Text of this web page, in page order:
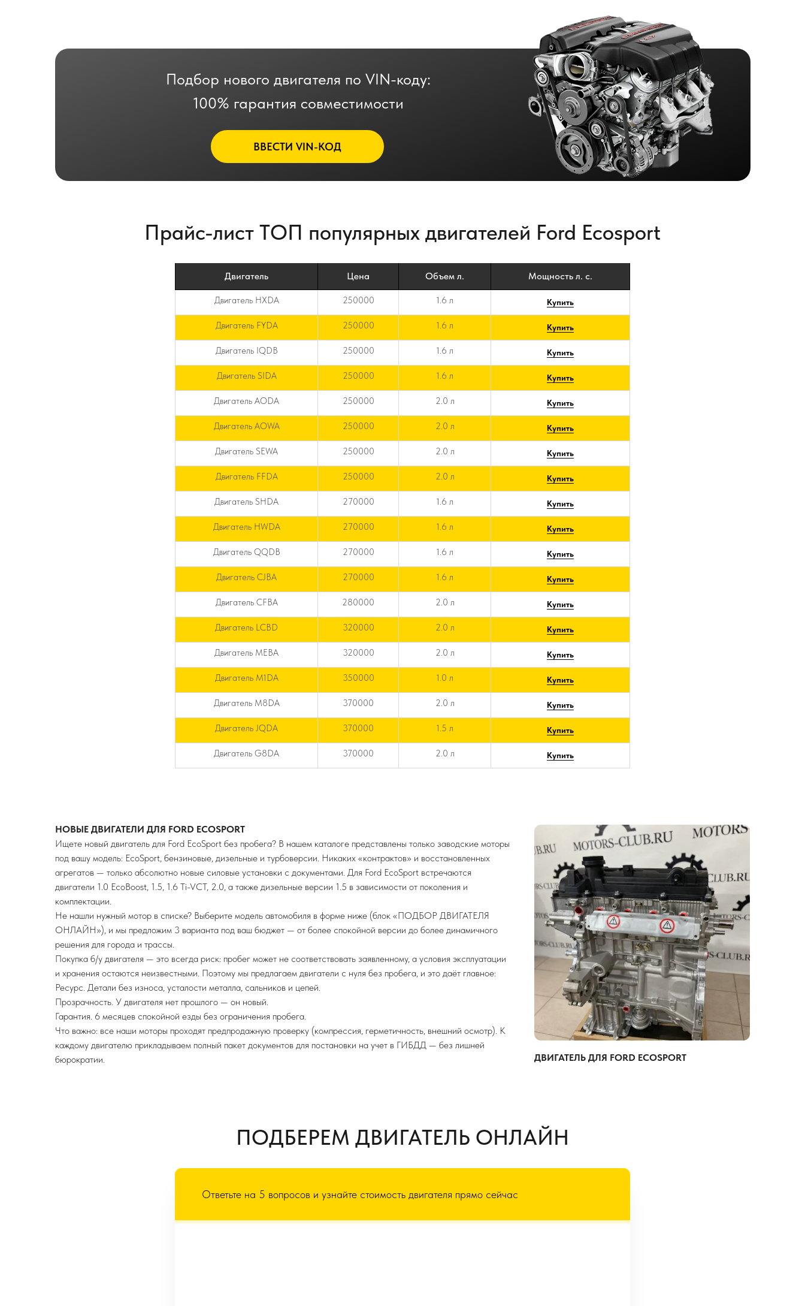
ВВЕСТИ VIN-КОД
Подбор нового двигателя по VIN-коду:
100% гарантия совместимости
Прайс-лист ТОП популярных двигателей Ford Ecosport
Двигатель Цена Объем л. Мощность л. с.
Двигатель HXDA 250000 1.6 л Купить
Двигатель FYDA 250000 1.6 л Купить
Двигатель IQDB 250000 1.6 л Купить
Двигатель SIDA 250000 1.6 л Купить
Двигатель AODA 250000 2.0 л Купить
Двигатель AOWA 250000 2.0 л Купить
Двигатель SEWA 250000 2.0 л Купить
Двигатель FFDA 250000 2.0 л Купить
Двигатель SHDA 270000 1.6 л Купить
Двигатель HWDA 270000 1.6 л Купить
Двигатель QQDB 270000 1.6 л Купить
Двигатель CJBA 270000 1.6 л Купить
Двигатель CFBA 280000 2.0 л Купить
Двигатель LCBD 320000 2.0 л Купить
Двигатель MEBA 320000 2.0 л Купить
Двигатель M1DA 350000 1.0 л Купить
Двигатель M8DA 370000 2.0 л Купить
Двигатель JQDA 370000 1.5 л Купить
Двигатель G8DA 370000 2.0 л Купить
НОВЫЕ ДВИГАТЕЛИ ДЛЯ FORD ECOSPORT
Ищете новый двигатель для Ford EcoSport без пробега? В нашем каталоге представлены только заводские моторы
под вашу модель: EcoSport, бензиновые, дизельные и турбоверсии. Никаких «контрактов» и восстановленных
агрегатов — только абсолютно новые силовые установки с документами. Для Ford EcoSport встречаются
двигатели 1.0 EcoBoost, 1.5, 1.6 Ti-VCT, 2.0, а также дизельные версии 1.5 в зависимости от поколения и
комплектации.
Не нашли нужный мотор в списке? Выберите модель автомобиля в форме ниже (блок «ПОДБОР ДВИГАТЕЛЯ
ОНЛАЙН»), и мы предложим 3 варианта под ваш бюджет — от более спокойной версии до более динамичного
решения для города и трассы.
Покупка б/у двигателя — это всегда риск: пробег может не соответствовать заявленному, а условия эксплуатации
и хранения остаются неизвестными. Поэтому мы предлагаем двигатели с нуля без пробега, и это даёт главное:
Ресурс. Детали без износа, усталости металла, сальников и цепей.
Прозрачность. У двигателя нет прошлого — он новый.
Гарантия. 6 месяцев спокойной езды без ограничения пробега.
Что важно: все наши моторы проходят предпродажную проверку (компрессия, герметичность, внешний осмотр). К
каждому двигателю прикладываем полный пакет документов для постановки на учет в ГИБДД — без лишней
бюрократии.
ДВИГАТЕЛЬ ДЛЯ FORD ECOSPORT
ПОДБЕРЕМ ДВИГАТЕЛЬ ОНЛАЙН
Ответьте на 5 вопросов и узнайте стоимость двигателя прямо сейчас